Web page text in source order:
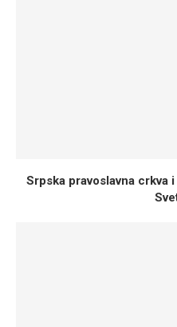
Srpska pravoslavna crkva